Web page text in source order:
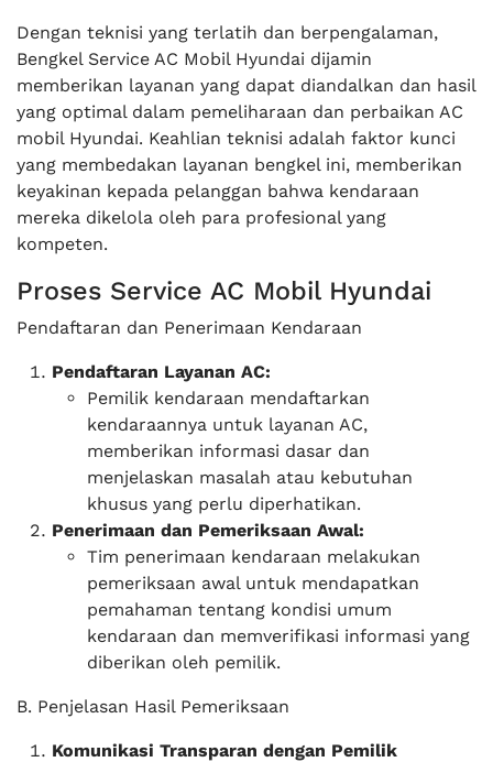
Dengan teknisi yang terlatih dan berpengalaman,
Bengkel Service AC Mobil Hyundai dijamin
memberikan layanan yang dapat diandalkan dan hasil
yang optimal dalam pemeliharaan dan perbaikan AC
mobil Hyundai. Keahlian teknisi adalah faktor kunci
yang membedakan layanan bengkel ini, memberikan
keyakinan kepada pelanggan bahwa kendaraan
mereka dikelola oleh para profesional yang
kompeten.
Proses Service AC Mobil Hyundai
Pendaftaran dan Penerimaan Kendaraan
Pendaftaran Layanan AC:
Pemilik kendaraan mendaftarkan
kendaraannya untuk layanan AC,
memberikan informasi dasar dan
menjelaskan masalah atau kebutuhan
khusus yang perlu diperhatikan.
Penerimaan dan Pemeriksaan Awal:
Tim penerimaan kendaraan melakukan
pemeriksaan awal untuk mendapatkan
pemahaman tentang kondisi umum
kendaraan dan memverifikasi informasi yang
diberikan oleh pemilik.
B. Penjelasan Hasil Pemeriksaan
Komunikasi Transparan dengan Pemilik